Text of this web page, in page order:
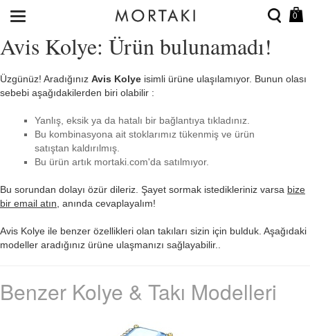
0
Avis Kolye: Ürün bulunamadı!
Üzgünüz! Aradığınız Avis Kolye isimli ürüne ulaşılamıyor. Bunun olası
sebebi aşağıdakilerden biri olabilir :
Yanlış, eksik ya da hatalı bir bağlantıya tıkladınız.
Bu kombinasyona ait stoklarımız tükenmiş ve ürün
satıştan kaldırılmış.
Bu ürün artık mortaki.com'da satılmıyor.
Bu sorundan dolayı özür dileriz. Şayet sormak istedikleriniz varsa bize
bir email atın , anında cevaplayalım!
Avis Kolye ile benzer özellikleri olan takıları sizin için bulduk. Aşağıdaki
modeller aradığınız ürüne ulaşmanızı sağlayabilir..
Benzer Kolye & Takı Modelleri